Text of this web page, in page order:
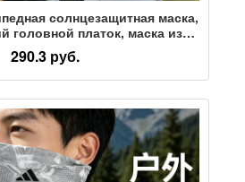
солнцезащитная маска,
головной платок, маска из
женский нагрудник, головной
чехол для шеи, защита от
290.3 руб.